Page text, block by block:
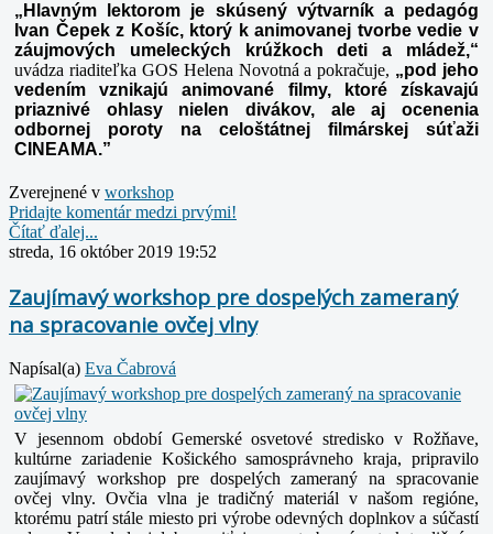
„Hlavným lektorom je skúsený výtvarník a pedagóg
Ivan Čepek z Košíc, ktorý k animovanej tvorbe vedie v
záujmových umeleckých krúžkoch deti a mládež,“
uvádza riaditeľka GOS Helena Novotná a pokračuje, „pod jeho
vedením vznikajú animované filmy, ktoré získavajú
priaznivé ohlasy nielen divákov, ale aj ocenenia
odbornej poroty na celoštátnej filmárskej súťaži
CINEAMA.”
Zverejnené v workshop
Pridajte komentár medzi prvými!
Čítať ďalej...
streda, 16 október 2019 19:52
Zaujímavý workshop pre dospelých zameraný
na spracovanie ovčej vlny
Napísal(a) Eva Čabrová
V jesennom období Gemerské osvetové stredisko v Rožňave,
kultúrne zariadenie Košického samosprávneho kraja, pripravilo
zaujímavý workshop pre dospelých zameraný na spracovanie
ovčej vlny. Ovčia vlna je tradičný materiál v našom regióne,
ktorému patrí stále miesto pri výrobe odevných doplnkov a súčastí